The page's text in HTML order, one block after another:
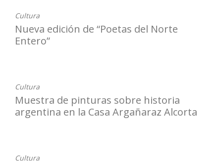
Cultura
Nueva edición de “Poetas del Norte
Entero”
Cultura
Muestra de pinturas sobre historia
argentina en la Casa Argañaraz Alcorta
Cultura